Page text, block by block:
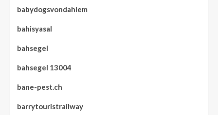
babydogsvondahlem
bahisyasal
bahsegel
bahsegel 13004
bane-pest.ch
barrytouristrailway